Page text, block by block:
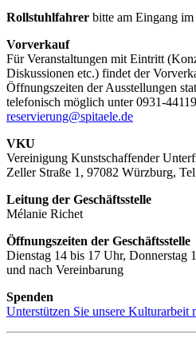
Rollstuhlfahrer bitte am Eingang
Vorverkauf
Für Veranstaltungen mit Eintritt
Diskussionen etc.) findet der
Öffnungszeiten der Ausstellungen
telefonisch möglich unter 0931-
reservierung@spitaele.de
VKU
Vereinigung Kunstschaffender
Zeller Straße 1, 97082 Würzburg,
Leitung der Geschäftsstelle
Mélanie Richet
Öffnungszeiten der Geschäftsstelle
Dienstag 14 bis 17 Uhr, Donnerstag
und nach Vereinbarung
Spenden
Unterstützen Sie unsere Kulturarbeit